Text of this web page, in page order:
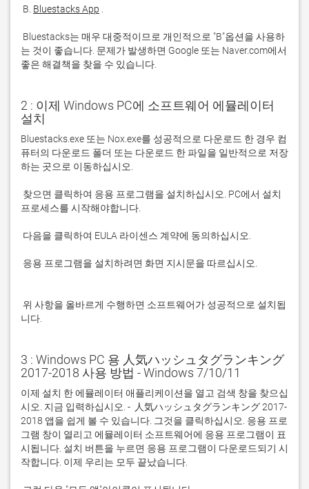
B. Bluestacks App
는 것이 좋습니다. 문제가 발생하면 Google 또는 Naver.com에서
좋은 해결책을 찾을 수 있습니다.
2 : 이제 Windows PC에 소프트웨어 에뮬레이터
설치
Bluestacks.exe 또는 Nox.exe를 성공적으로 다운로드 한 경우 컴
퓨터의 다운로드 폴더 또는 다운로드 한 파일을 일반적으로 저장
니다.
3 : Windows PC 용 人気ハッシュタグランキング
2017-2018 사용 방법 - Windows 7/10/11
이제 설치 한 에뮬레이터 애플리케이션을 열고 검색 창을 찾으십
시오. 지금 입력하십시오. -  人気ハッシュタグランキング 2017-
2018 앱을 쉽게 볼 수 있습니다. 그것을 클릭하십시오. 응용 프로
그램 창이 열리고 에뮬레이터 소프트웨어에 응용 프로그램이 표
시됩니다. 설치 버튼을 누르면 응용 프로그램이 다운로드되기 시